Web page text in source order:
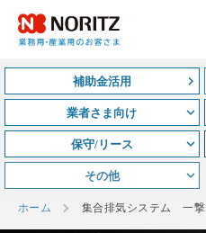
補助金活用
業者さま向け
保守/リース
その他
ホーム 集合排気システム 一撃